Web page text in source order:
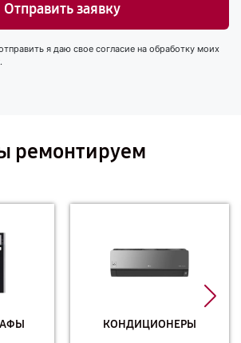
Отправить заявку
я даю свое согласие на обработку моих
.
ремонтируем
КОНДИЦИОНЕРЫ